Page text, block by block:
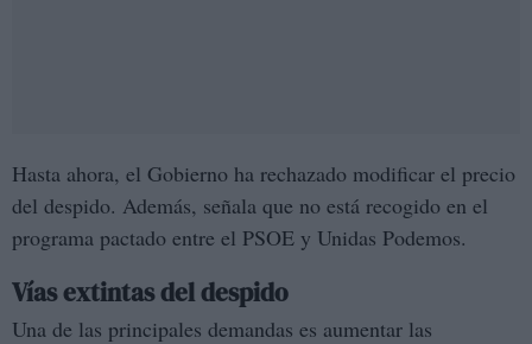
Hasta ahora, el Gobierno ha rechazado modificar el precio
del despido. Además, señala que no está recogido en el
programa pactado entre el PSOE y Unidas Podemos.
Vías extintas del despido
Una de las principales demandas es aumentar las